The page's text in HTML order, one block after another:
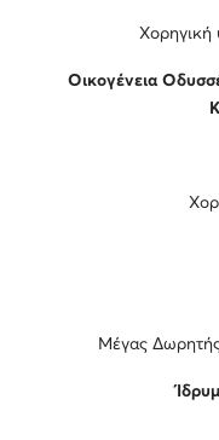
Χορηγική
Οικογένεια
Μέγας